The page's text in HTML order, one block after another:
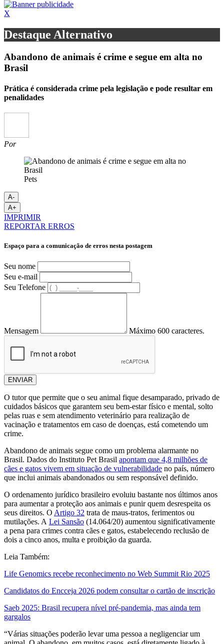
X
Destaque Alternativo
Abandono de animais é crime e segue em alta no
Brasil
Prática é considerada crime pela legislação e pode resultar em
penalidades
Por
Pets
A-
A+
IMPRIMIR
REPORTAR ERROS
Espaço para a comunicação de erros nesta postagem
Seu nome
Seu e-mail
Seu Telefone
Mensagem Máximo 600 caracteres.
ENVIAR
O tutor que permite que o seu animal fique desamparado, privado de
cuidados básicos que garantem seu bem-estar físico e mental, solto
pelas ruas e sem atendimento veterinário para realização de
vacinação e tratamentos em caso de doenças, está cometendo um
crime.
Abandono de animais segue como um problema alarmante no
Brasil. Dados do Instituto Pet Brasil apontam que 4,8 milhões de
cães e gatos vivem em situação de vulnerabilidade no país, número
que inclui animais abandonados ou sem responsável definido.
O ordenamento jurídico brasileiro evoluiu bastante nos últimos anos
para aumentar a proteção aos animais e punir quem desrespeita os
seus direitos. O Artigo 32 trata de maus-tratos, ferimentos ou
mutilações. A Lei Sansão (14.064/20) aumentou significativamente
a pena para crimes contra cães e gatos, estabelecendo reclusão de
dois a cinco anos, multa e proibição da guarda.
Leia Também:
Life Genomics recebe reconhecimento no Web Summit Rio 2025
Candidatos do Encceja 2026 podem consultar o cartão de inscrição
Saeb 2025: Brasil recupera nível pré-pandemia, mas ainda tem
gargalos
“Várias situações poderão levar uma pessoa a negligenciar um